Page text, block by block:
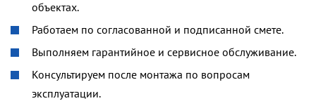
объектах.
Работаем по согласованной и подписанной смете.
Выполняем гарантийное и сервисное обслуживание.
Консультируем после монтажа по вопросам
эксплуатации.